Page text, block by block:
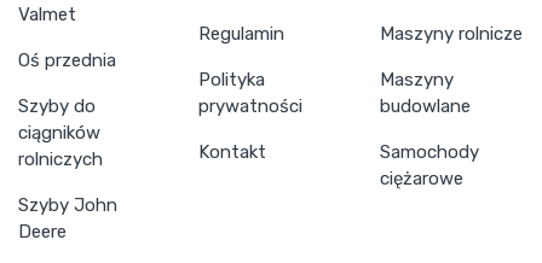
Valmet
Oś przednia
Szyby do
ciągników
rolniczych
Szyby John
Deere
Regulamin
Polityka
prywatności
Kontakt
Maszyny rolnicze
Maszyny
budowlane
Samochody
ciężarowe